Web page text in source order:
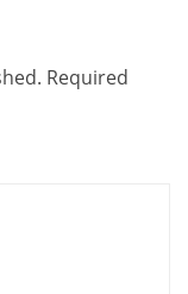
Required